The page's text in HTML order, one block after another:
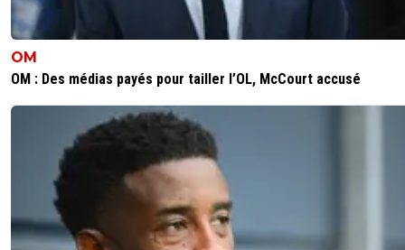
OM
OM : Des médias payés pour tailler l’OL, McCourt accusé